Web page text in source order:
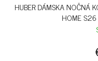
HUBER DÁMSKA NOČNÁ
HOME S26